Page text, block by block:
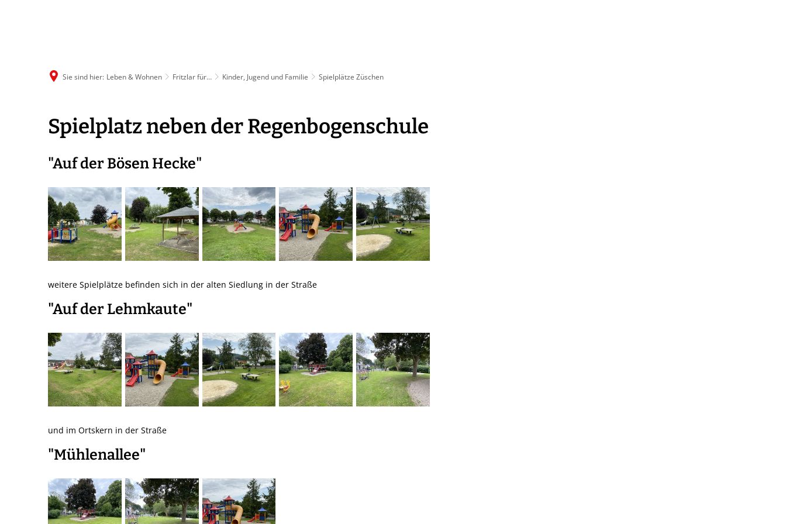
Sie sind hier: Leben & Wohnen Fritzlar für… Kinder, Jugend und Familie Spielplätze Züschen
Spielplätze
Züschen
Spielplatz neben der Regenbogenschule
"Auf der Bösen Hecke"
weitere Spielplätze befinden sich in der alten Siedlung in der Straße
"Auf der Lehmkaute"
und im Ortskern in der Straße
"Mühlenallee"